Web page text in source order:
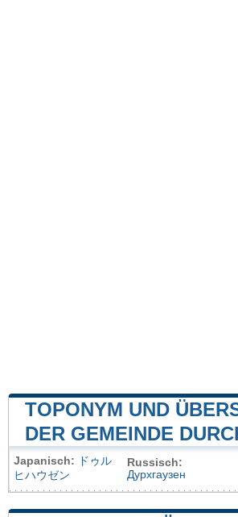
TOPONYM UND
DER GEMEINDE
Japanisch:
ドゥル
ヒハウゼン
Russisch:
Дурхгаузен